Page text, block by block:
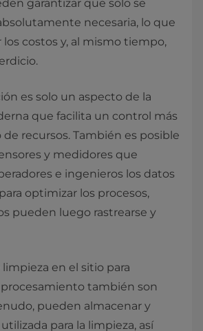
garantizar que solo se
necesaria, lo que
los costos y, al mismo tiempo,
es solo un aspecto de la
que facilita un control más
recursos. También es posible
y medidores que
e ingenieros los datos
optimizar los procesos,
pueden luego rastrearse y
en el sitio para
también son
pueden almacenar y
para la limpieza, así